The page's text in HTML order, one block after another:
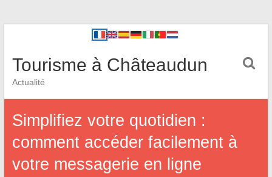
Tourisme à Châteaudun
Actualité
Simplifiez votre quotidien :
comment accéder facilement à
votre messagerie en ligne